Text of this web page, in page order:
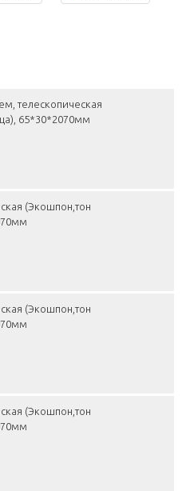
телескопическая
65*30*2070мм
(Экошпон,тон
(Экошпон,тон
(Экошпон,тон